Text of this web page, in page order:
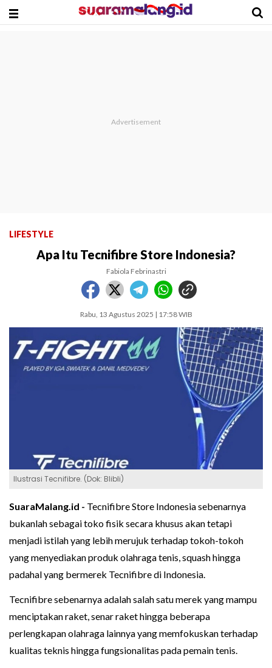
LIFESTYLE
Apa Itu Tecnifibre Store Indonesia?
Fabiola Febrinastri
Rabu, 13 Agustus 2025 | 17:58 WIB
Ilustrasi Tecnifibre. (Dok: Blibli)
SuaraMalang.id - Tecnifibre Store Indonesia sebenarnya
bukanlah sebagai toko fisik secara khusus akan tetapi
menjadi istilah yang lebih merujuk terhadap tokoh-tokoh
yang menyediakan produk olahraga tenis, squash hingga
padahal yang bermerek Tecnifibre di Indonesia.
Tecnifibre sebenarnya adalah salah satu merek yang mampu
menciptakan raket, senar raket hingga beberapa
perlengkapan olahraga lainnya yang memfokuskan terhadap
kualitas teknis hingga fungsionalitas pada pemain tenis.